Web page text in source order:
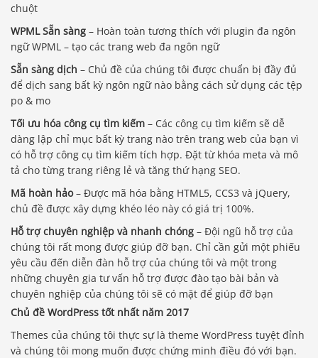
chuột
WPML Sẵn sàng – Hoàn toàn tương thích với plugin đa ngôn
ngữ WPML – tạo các trang web đa ngôn ngữ
Sẵn sàng dịch – Chủ đề của chúng tôi được chuẩn bị đầy đủ
để dịch sang bất kỳ ngôn ngữ nào bằng cách sử dụng các tệp
po & mo
Tối ưu hóa công cụ tìm kiếm – Các công cụ tìm kiếm sẽ dễ
dàng lập chỉ mục bất kỳ trang nào trên trang web của bạn vì
có hỗ trợ công cụ tìm kiếm tích hợp. Đặt từ khóa meta và mô
tả cho từng trang riêng lẻ và tăng thứ hạng SEO.
Mã hoàn hảo– Được mã hóa bằng HTML5, CCS3 và jQuery,
chủ đề được xây dựng khéo léo này có giá trị 100%.
Hỗ trợ chuyên nghiệp và nhanh chóng – Đội ngũ hỗ trợ của
chúng tôi rất mong được giúp đỡ bạn. Chỉ cần gửi một phiếu
yêu cầu đến diễn đàn hỗ trợ của chúng tôi và một trong
những chuyên gia tư vấn hỗ trợ được đào tạo bài bản và
chuyên nghiệp của chúng tôi sẽ có mặt để giúp đỡ bạn
Chủ đề WordPress tốt nhất năm 2017
Themes của chúng tôi thực sự là theme WordPress tuyệt đỉnh
và chúng tôi mong muốn được chứng minh điều đó với bạn.